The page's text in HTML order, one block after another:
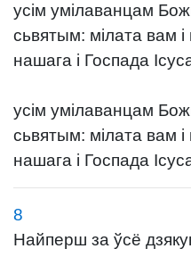
усім умілаванцам
сьвятым: мілата вам
нашага і Госпада
усім умілаванцам
сьвятым: мілата вам
нашага і Госпада
8
Найперш за ўсё